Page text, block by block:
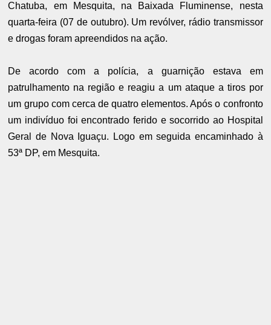
Chatuba, em Mesquita, na Baixada Fluminense, nesta
quarta-feira (07 de outubro). Um revólver, rádio transmissor
e drogas foram apreendidos na ação.
De acordo com a polícia, a guarnição estava em
patrulhamento na região e reagiu a um ataque a tiros por
um grupo com cerca de quatro elementos. Após o confronto
um indivíduo foi encontrado ferido e socorrido ao Hospital
Geral de Nova Iguaçu. Logo em seguida encaminhado à
53ª DP, em Mesquita.